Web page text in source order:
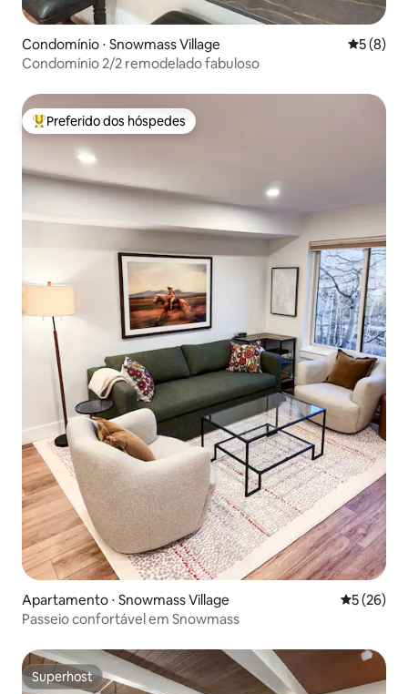
Condomínio ⋅ Snowmass Village 5 de
5 (8)
Condomínio 2/2 remodelado fabuloso
Entre os melhores preferidos dos hóspedes
Preferido dos hóspedes
Apartamento ⋅ Snowmass Village 5 de uma
5 (26)
Passeio confortável em Snowmass
Superhost
Superhost